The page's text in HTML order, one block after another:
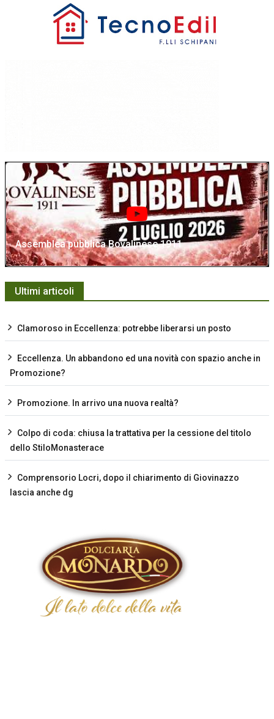
Assemblea pubblica Bovalinese 1911
Ultimi articoli
Clamoroso in Eccellenza: potrebbe liberarsi un posto
Eccellenza. Un abbandono ed una novità con spazio anche in
Promozione?
Promozione. In arrivo una nuova realtà?
Colpo di coda: chiusa la trattativa per la cessione del titolo
dello StiloMonasterace
Comprensorio Locri, dopo il chiarimento di Giovinazzo
lascia anche dg